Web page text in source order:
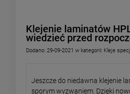
Klejenie laminatów
wiedzieć przed
Dodano: 29-09-2021 w kategorii: Kleje
Jeszcze do niedawna klejenie
sporym wyzwaniem. Dzięki